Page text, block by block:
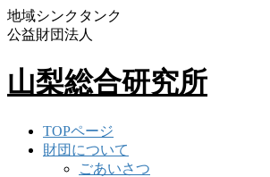
地域シンクタンク
公益財団法人
山梨総合研究所
TOPページ
財団について
ごあいさつ